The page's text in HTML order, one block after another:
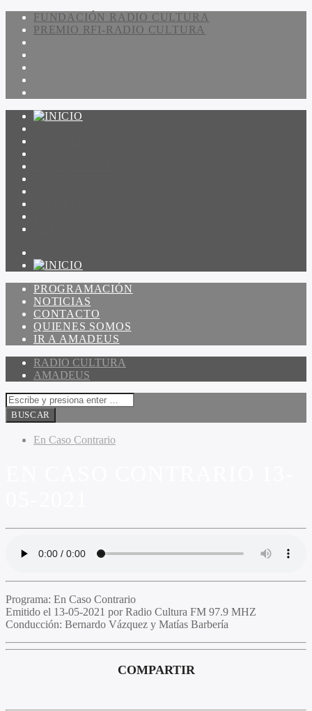
FUNDACIÓN RADIO CULTURA
PREMIO RFI-RADIO CULTURA
PROGRAMACIÓN
NOTICIAS
CONTACTO
QUIENES SOMOS
IR A AMADEUS
RADIO CULTURA
AMADEUS
En Caso Contrario
Programa: En Caso Contrario
Emitido el 13-05-2021 por Radio Cultura FM 97.9 MHZ
Conducción: Bernardo Vázquez y Matías Barbería
COMPARTIR